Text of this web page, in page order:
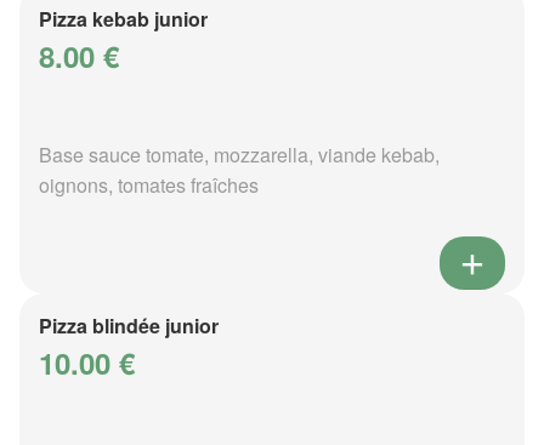
Pizza kebab junior
8.00 €
Base sauce tomate, mozzarella, viande kebab,
oignons, tomates fraîches
Pizza blindée junior
10.00 €